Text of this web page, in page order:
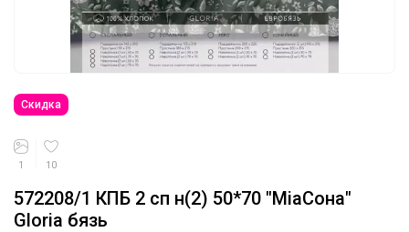
Скидка
1 10
572208/1 КПБ 2 сп н(2) 50*70 "MiaСона"
Gloria бязь